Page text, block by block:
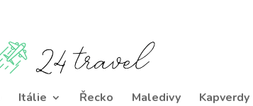
Itálie Řecko Maledivy Kapverdy